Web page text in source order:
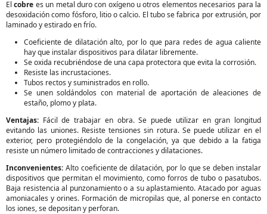
Elcobre es un metal duro con oxígeno u otros elementos necesarios para la
desoxidación como fósforo, litio o calcio. El tubo se fabrica por extrusión, por
laminado y estirado en frío.
Coeficiente de dilatación alto, por lo que para redes de agua caliente
hay que instalar dispositivos para dilatar libremente.
Se oxida recubriéndose de una capa protectora que evita la corrosión.
Resiste las incrustaciones.
Tubos rectos y suministrados en rollo.
Se unen soldándolos con material de aportación de aleaciones de
estaño, plomo y plata.
Ventajas: Fácil de trabajar en obra. Se puede utilizar en gran longitud
evitando las uniones. Resiste tensiones sin rotura. Se puede utilizar en el
exterior, pero protegiéndolo de la congelación, ya que debido a la fatiga
resiste un número limitado de contracciones y dilataciones.
Inconvenientes: Alto coeficiente de dilatación, por lo que se deben instalar
dispositivos que permitan el movimiento, como forros de tubo o pasatubos.
Baja resistencia al punzonamiento o a su aplastamiento. Atacado por aguas
amoniacales y orines. Formación de micropilas que, al ponerse en contacto
los iones, se depositan y perforan.